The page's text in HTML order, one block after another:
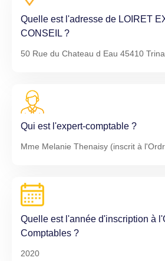
Quelle est l'adresse de LOIRET
CONSEIL ?
50 Rue du Chateau d Eau 45410
Qui est l'expert-comptable ?
Mme Melanie Thenaisy (inscrit à
Quelle est l'année d'inscription à
Comptables ?
2020